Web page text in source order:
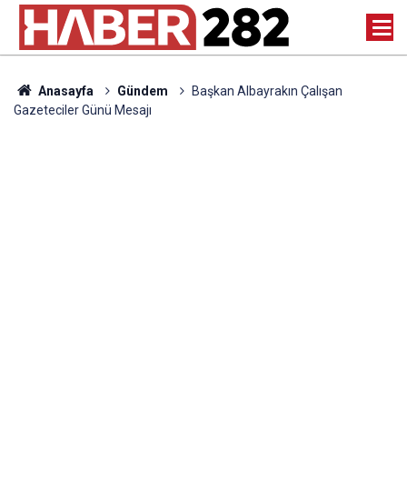
Anasayfa Gündem
Başkan Albayrakın Çalışan
Gazeteciler Günü Mesajı